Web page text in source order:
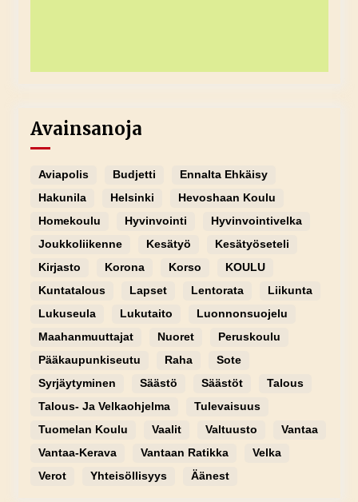
Avainsanoja
Aviapolis Budjetti
Ennalta Ehkäisy
Hakunila
Helsinki
Hevoshaan Koulu
Homekoulu
Hyvinvointi
Hyvinvointivelka
Joukkoliikenne
Kesätyö
Kesätyöseteli
Kirjasto
Korona Korso
KOULU
Kuntatalous
Lapset Lentorata
Liikunta
Lukuseula
Lukutaito
Luonnonsuojelu
Maahanmuuttajat
Nuoret
Peruskoulu
Pääkaupunkiseutu
Raha
Sote
Syrjäytyminen
Säästö Säästöt
Talous
Talous- Ja Velkaohjelma
Tulevaisuus
Tuomelan Koulu
Vaalit Valtuusto
Vantaa
Vantaa-Kerava
Vantaan Ratikka
Velka
Verot
Yhteisöllisyys Äänest